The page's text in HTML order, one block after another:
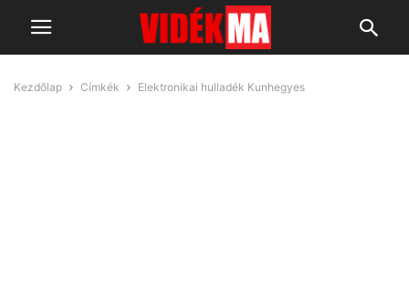
Kezdőlap Címkék Elektronikai hulladék Kunhegyes